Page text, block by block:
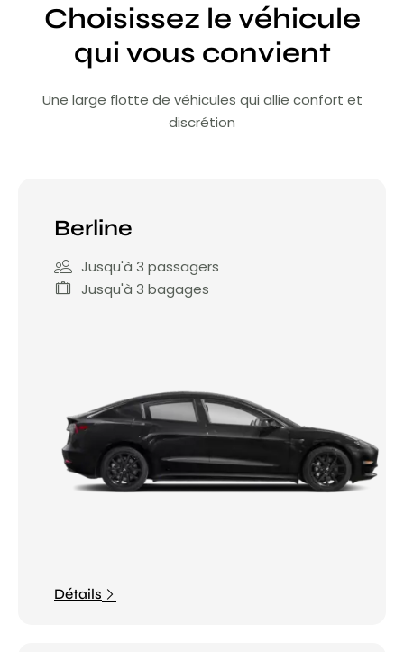
Choisissez le véhicule
qui vous convient
Une large flotte de véhicules qui allie confort et
discrétion
Berline
Jusqu'à 3 passagers
Jusqu'à 3 bagages
Détails